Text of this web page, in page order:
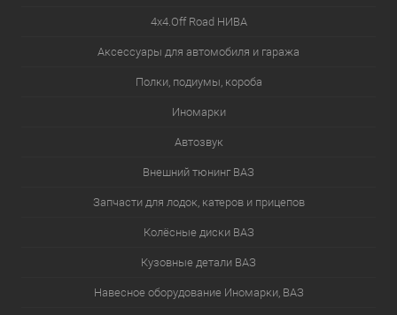
4х4.Off Road НИВА
Аксессуары для автомобиля и гаража
Полки, подиумы, короба
Иномарки
Автозвук
Внешний тюнинг ВАЗ
Запчасти для лодок, катеров и прицепов
Колёсные диски ВАЗ
Кузовные детали ВАЗ
Навесное оборудование Иномарки, ВАЗ